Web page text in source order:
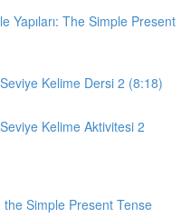
Yapıları: The Simple Present
Kelime Dersi 2 (8:18)
Kelime Aktivitesi 2
Simple Present Tense